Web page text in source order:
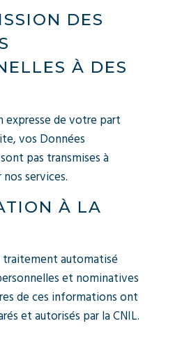
DES
À DES
expresse de votre part
vos Données
pas transmises à
services.
À LA
automatisé
et nominatives
de ces informations ont
et autorisés par la CNIL.